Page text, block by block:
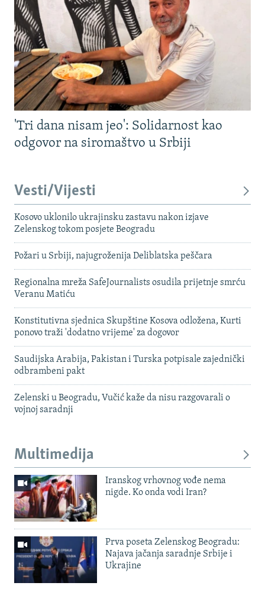
'Tri dana nisam jeo': Solidarnost kao
odgovor na siromaštvo u Srbiji
Vesti/Vijesti
Kosovo uklonilo ukrajinsku zastavu nakon izjave
Zelenskog tokom posjete Beogradu
Požari u Srbiji, najugroženija Deliblatska peščara
Regionalna mreža SafeJournalists osudila prijetnje smrću
Veranu Matiću
Konstitutivna sjednica Skupštine Kosova odložena, Kurti
ponovo traži 'dodatno vrijeme' za dogovor
Saudijska Arabija, Pakistan i Turska potpisale zajednički
odbrambeni pakt
Zelenski u Beogradu, Vučić kaže da nisu razgovarali o
vojnoj saradnji
Multimedija
Iranskog vrhovnog vođe nema
nigde. Ko onda vodi Iran?
Prva poseta Zelenskog Beogradu:
Najava jačanja saradnje Srbije i
Ukrajine